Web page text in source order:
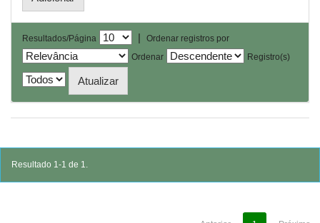
Resultados/Página |
Ordenar registros por
Ordenar
Registro(s)
Resultado 1-1 de 1.